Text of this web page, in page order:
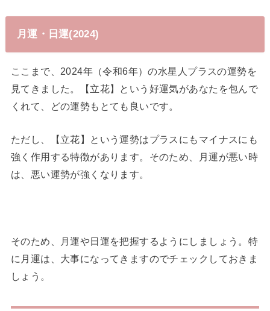
月運・日運(2024)
ここまで、2024年（令和6年）の水星人プラスの運勢を
見てきました。【立花】という好運気があなたを包んで
くれて、どの運勢もとても良いです。
ただし、【立花】という運勢はプラスにもマイナスにも
強く作用する特徴があります。そのため、月運が悪い時
は、悪い運勢が強くなります。
そのため、月運や日運を把握するようにしましょう。特
に月運は、大事になってきますのでチェックしておきま
しょう。